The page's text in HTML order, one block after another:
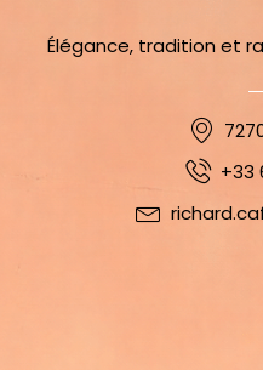
Élégance, tradition et
+33